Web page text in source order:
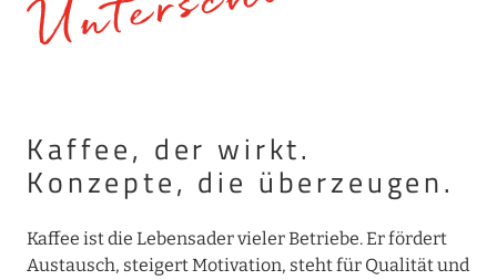
Kaffee, der wirkt.
Konzepte, die überzeugen.
Kaffee ist die Lebensader vieler Betriebe. Er fördert
Austausch, steigert Motivation, steht für Qualität und